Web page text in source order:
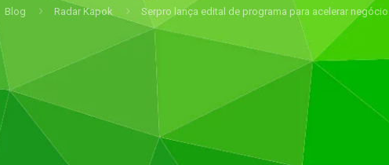
Blog Radar Kapok Serpro lança edital de programa para acelerar